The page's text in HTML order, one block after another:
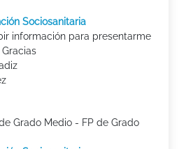
Sociosanitaria
información para presentarme
Grado Medio - FP de Grado